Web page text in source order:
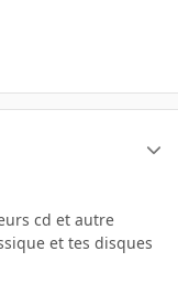
cd et autre
et tes disques